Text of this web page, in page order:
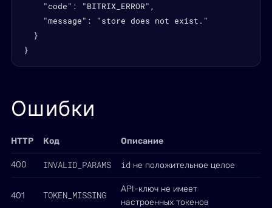
    "code": "BITRIX_ERROR",
    "message": "store does not exist."
  }
}
Ошибки
HTTP Код Описание
400 INVALID_PARAMS id не положительное целое
401 TOKEN_MISSING
API-ключ не имеет
настроенных токенов